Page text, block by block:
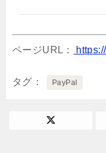
ページURL：
タグ PayPal